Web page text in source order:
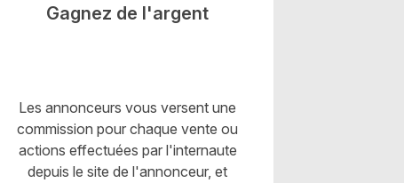
Gagnez de l'argent
Les annonceurs vous versent une
commission pour chaque vente ou
actions effectuées par l'internaute
depuis le site de l'annonceur, et